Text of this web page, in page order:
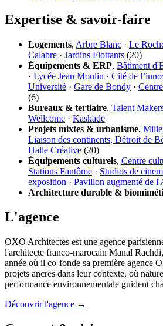
Expertise & savoir-faire
Logements, Arbre Blanc · Le
Calabre · Jardins Flottants (20)
Équipements & ERP, Bâtiment
· Lycée Jean Moulin · Cité de
Université · Gare de Bondy ·
(6)
Bureaux & tertiaire, Talent
Wellcome · Kaskade
Projets mixtes & urbanisme, Mille
Liaison des continents, Détroit de
Halle Créative (20)
Équipements culturels, Centre
Stations Fantôme · Studios de
exposition · Pavillon augmenté de
Architecture durable &
L'agence
OXO Architectes est une agence
l'architecte franco-marocain Manal
année où il co-fonde sa première agence
projets ancrés dans leur contexte, où
performance environnementale guident
Découvrir l'agence →